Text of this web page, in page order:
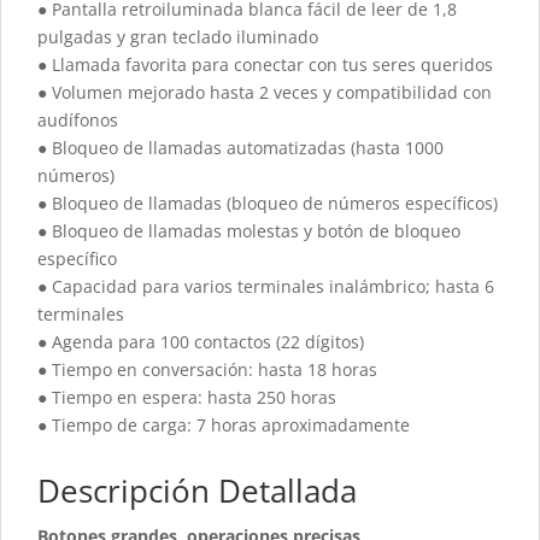
● Pantalla retroiluminada blanca fácil de leer de 1,8
pulgadas y gran teclado iluminado
● Llamada favorita para conectar con tus seres queridos
● Volumen mejorado hasta 2 veces y compatibilidad con
audífonos
● Bloqueo de llamadas automatizadas (hasta 1000
números)
● Bloqueo de llamadas (bloqueo de números específicos)
● Bloqueo de llamadas molestas y botón de bloqueo
específico
● Capacidad para varios terminales inalámbrico; hasta 6
terminales
● Agenda para 100 contactos (22 dígitos)
● Tiempo en conversación: hasta 18 horas
● Tiempo en espera: hasta 250 horas
● Tiempo de carga: 7 horas aproximadamente
Descripción Detallada